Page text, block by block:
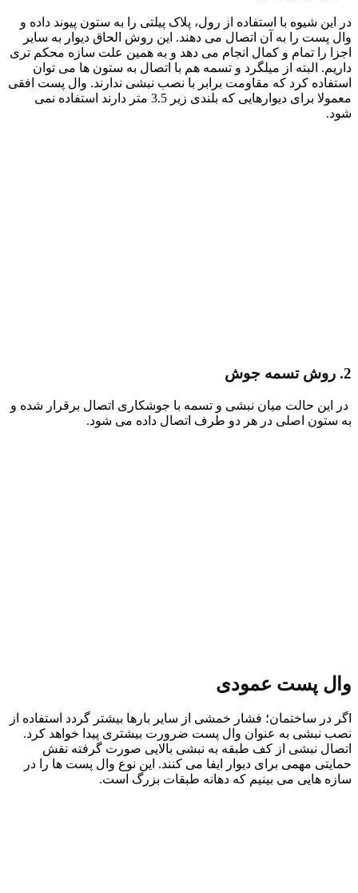
در این شیوه با استفاده از رول، پلاک پیلتی را به ستون پیوند داده و
وال پست را به آن اتصال می دهند. این روش الحاق دیوار به سایر
اجزا را تمام و کمال انجام می دهد و به همین علت سازه محکم تری
داریم. البته از میلگرد و تسمه هم با اتصال به ستون ها می توان
استفاده کرد که مقاومت برابر با نصب نبشی ندارند. وال پست افقی
معمولا برای دیوارهایی که بلندی زیر 3.5 متر دارند استفاده نمی
شود.
2. روش تسمه جوش
در این حالت میان نبشی و تسمه با جوشکاری اتصال برقرار شده و
به ستون اصلی در هر دو طرف اتصال داده می شود.
وال پست عمودی
اگر در ساختمان؛ فشار خمشی از سایر بارها بیشتر گردد استفاده از
نصب نبشی به عنوان وال پست ضرورت بیشتری پیدا خواهد کرد.
اتصال نبشی از کف طبقه به نبشی بالایی صورت گرفته نقش
حمایتی مهمی برای دیوار ایفا می کنند. این نوع وال پست ها را در
سازه هایی می بینیم که دهانه طبقات بزرگ است.